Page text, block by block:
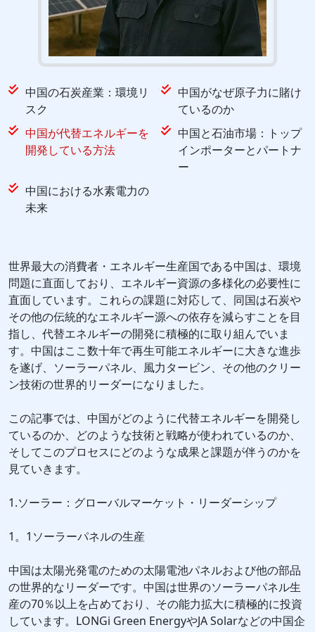
中国の石炭産業：環境リ
スク
中国がなぜ原子力に賭け
ているのか
中国が代替エネルギーを
開発している方法
中国と石油市場：トップ
インポーターとパートナ
ー
中国における水素電力の
未来
世界最大の消費者・エネルギー生産国である中国は、環境
問題に直面しており、エネルギー資源の多様化の必要性に
直面しています。これらの課題に対応して、同国は石炭や
その他の伝統的なエネルギー源への依存を減らすことを目
指し、代替エネルギーの開発に積極的に取り組んでいま
す。中国はここ数十年で再生可能エネルギーに大きな進歩
を遂げ、ソーラーパネル、風力タービン、その他のクリー
ン技術の世界的リーダーになりました。
この記事では、中国がどのように代替エネルギーを開発し
ているのか、どのような技術と戦略が使われているのか、
そしてこのプロセスにどのような成果と課題が伴うのかを
見ていきます。
1.ソーラー：グローバルマーケット・リーダーシップ
1。1ソーラーパネルの生産
中国は太陽光発電のための太陽電池パネルおよび他の部品
の世界的なリーダーです。中国は世界のソーラーパネル生
産の70％以上を占めており、その能力拡大に積極的に投資
しています。LONGi Green EnergyやJA Solarなどの中国企